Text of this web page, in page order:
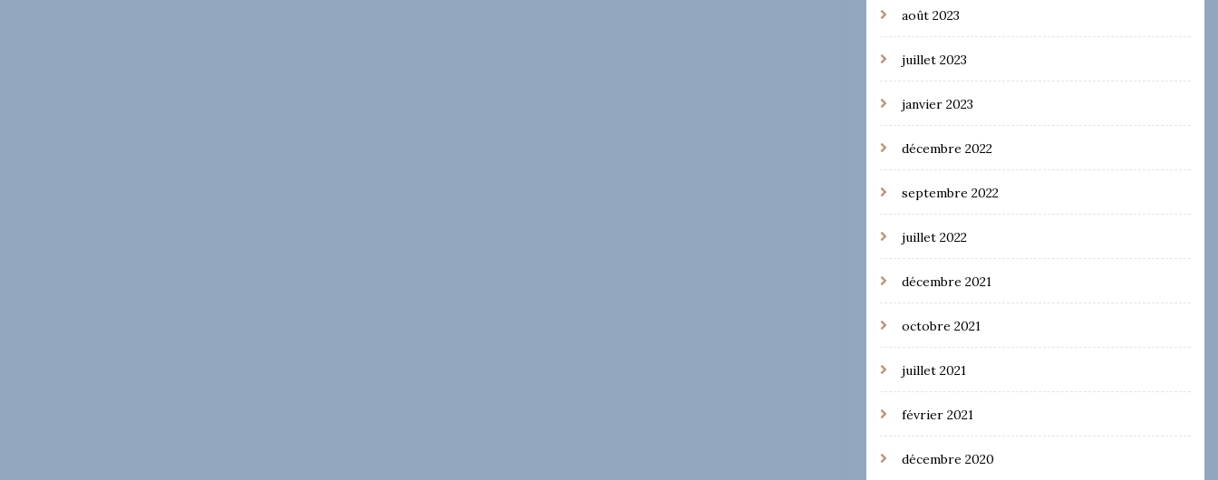
août 2023
juillet 2023
janvier 2023
décembre 2022
septembre 2022
juillet 2022
décembre 2021
octobre 2021
juillet 2021
février 2021
décembre 2020